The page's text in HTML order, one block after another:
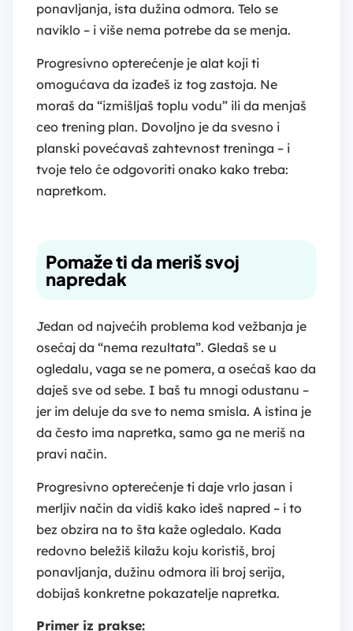
ponavljanja, ista dužina odmora. Telo se
naviklo – i više nema potrebe da se menja.
Progresivno opterećenje je alat koji ti
omogućava da izađeš iz tog zastoja. Ne
moraš da “izmišljaš toplu vodu” ili da menjaš
ceo trening plan. Dovoljno je da svesno i
planski povećavaš zahtevnost treninga – i
tvoje telo će odgovoriti onako kako treba:
napretkom.
Pomaže ti da meriš svoj
napredak
Jedan od najvećih problema kod vežbanja je
osećaj da “nema rezultata”. Gledaš se u
ogledalu, vaga se ne pomera, a osećaš kao da
daješ sve od sebe. I baš tu mnogi odustanu –
jer im deluje da sve to nema smisla. A istina je
da često ima napretka, samo ga ne meriš na
pravi način.
Progresivno opterećenje ti daje vrlo jasan i
merljiv način da vidiš kako ideš napred – i to
bez obzira na to šta kaže ogledalo. Kada
redovno beležiš kilažu koju koristiš, broj
ponavljanja, dužinu odmora ili broj serija,
dobijaš konkretne pokazatelje napretka.
Primer iz prakse: